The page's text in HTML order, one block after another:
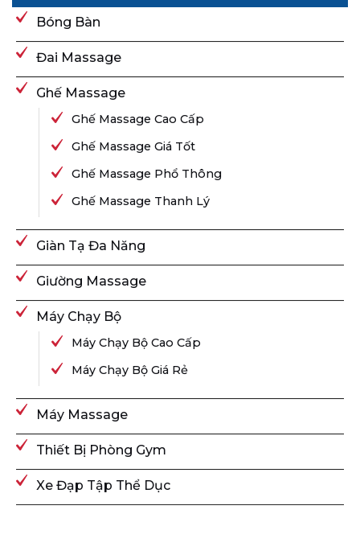
Bóng Bàn
Đai Massage
Ghế Massage
Ghế Massage Cao Cấp
Ghế Massage Giá Tốt
Ghế Massage Phổ Thông
Ghế Massage Thanh Lý
Giàn Tạ Đa Năng
Giường Massage
Máy Chạy Bộ
Máy Chạy Bộ Cao Cấp
Máy Chạy Bộ Giá Rẻ
Máy Massage
Thiết Bị Phòng Gym
Xe Đạp Tập Thể Dục